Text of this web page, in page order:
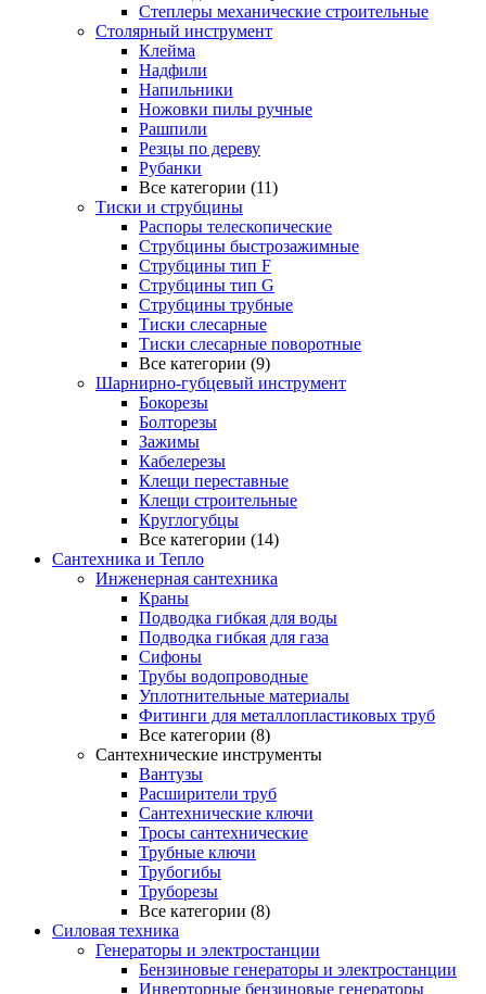
Степлеры механические строительные
Столярный инструмент
Клейма
Надфили
Напильники
Ножовки пилы ручные
Рашпили
Резцы по дереву
Рубанки
Все категории (11)
Тиски и струбцины
Распоры телескопические
Струбцины быстрозажимные
Струбцины тип F
Струбцины тип G
Струбцины трубные
Тиски слесарные
Тиски слесарные поворотные
Все категории (9)
Шарнирно-губцевый инструмент
Бокорезы
Болторезы
Зажимы
Кабелерезы
Клещи переставные
Клещи строительные
Круглогубцы
Все категории (14)
Сантехника и Тепло
Инженерная сантехника
Краны
Подводка гибкая для воды
Подводка гибкая для газа
Сифоны
Трубы водопроводные
Уплотнительные материалы
Фитинги для металлопластиковых труб
Все категории (8)
Сантехнические инструменты
Вантузы
Расширители труб
Сантехнические ключи
Тросы сантехнические
Трубные ключи
Трубогибы
Труборезы
Все категории (8)
Силовая техника
Генераторы и электростанции
Бензиновые генераторы и электростанции
Инверторные бензиновые генераторы